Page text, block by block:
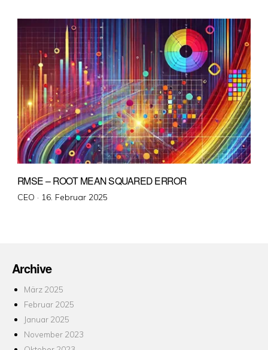
RMSE – ROOT MEAN SQUARED ERROR
CEO · Veröffentlicht
16. Februar 2025
Archive
März 2025
Februar 2025
Januar 2025
November 2023